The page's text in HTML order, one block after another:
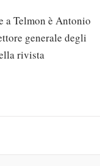
a Telmon è Antonio
generale degli
rivista